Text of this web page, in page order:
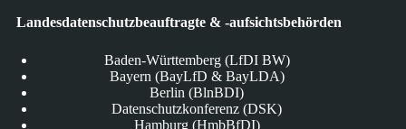
Landesdatenschutzbeauftragte & -aufsichtsbehörden
Baden-Württemberg (LfDI BW)
Bayern (BayLfD & BayLDA)
Berlin (BlnBDI)
Datenschutzkonferenz (DSK)
Hamburg (HmbBfDI)